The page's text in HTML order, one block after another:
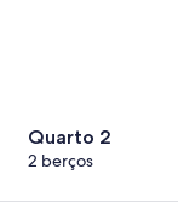
Quarto 2
2 berços